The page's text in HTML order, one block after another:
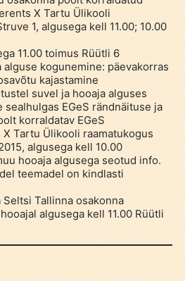
X Tartu Ülikooli
1, algusega kell 11.00; 10.00
11.00 toimus Rüütli 6
alguse kogunemine: päevakorras
kajastamine
suvel ja hooaja alguses
EGeS rändnäituse ja
korraldatav EGeS
Tartu Ülikooli raamatukogus
algusega kell 10.00
hooaja algusega seotud info.
teemadel on kindlasti
Tallinna osakonna
algusega kell 11.00 Rüütli